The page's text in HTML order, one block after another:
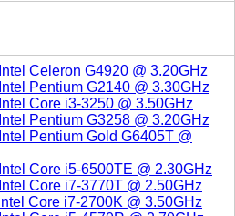
Intel Celeron G4920 @ 3.20GHz
Intel Pentium G2140 @ 3.30GHz
Intel Core i3-3250 @ 3.50GHz
Intel Pentium G3258 @ 3.20GHz
Intel Pentium Gold G6405T @
Intel Core i5-6500TE @ 2.30GHz
Intel Core i7-3770T @ 2.50GHz
Intel Core i7-2700K @ 3.50GHz